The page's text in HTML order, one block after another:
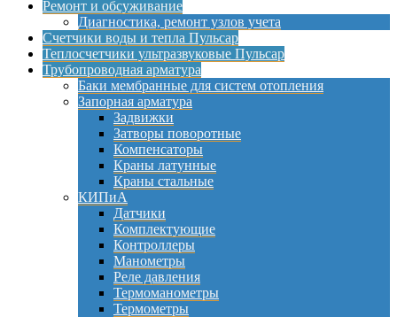
Ремонт и обсуживание
Диагностика, ремонт узлов учета
Счетчики воды и тепла Пульсар
Теплосчетчики ультразвуковые Пульсар
Трубопроводная арматура
Баки мембранные для систем отопления
Запорная арматура
Задвижки
Затворы поворотные
Компенсаторы
Краны латунные
Краны стальные
КИПиА
Датчики
Комплектующие
Контроллеры
Манометры
Реле давления
Термоманометры
Термометры